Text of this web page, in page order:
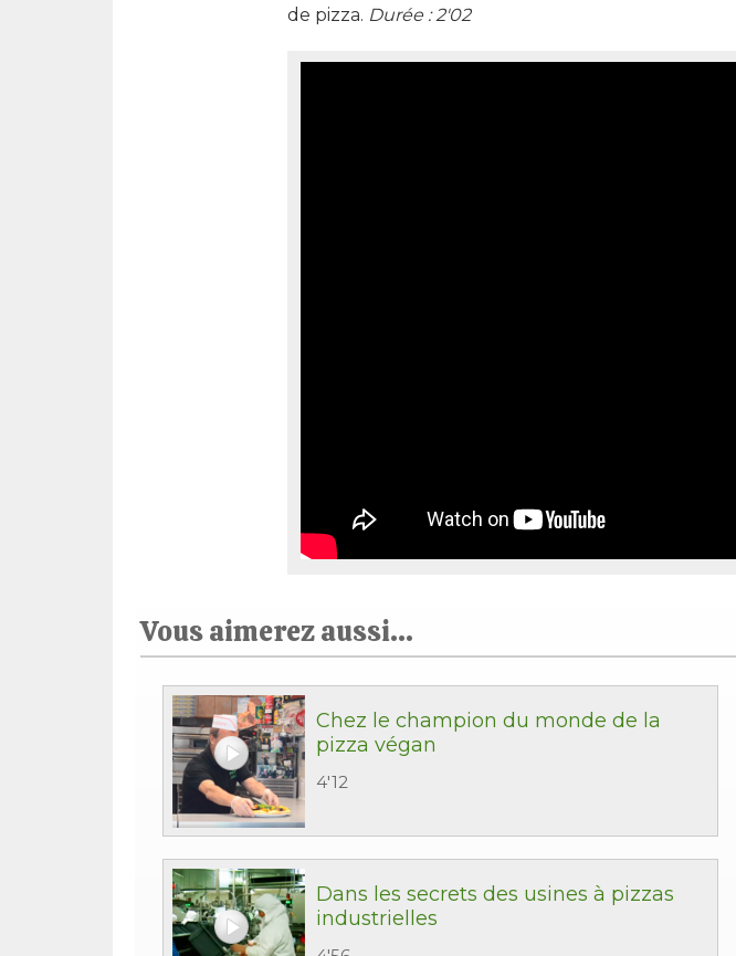
de pizza. Durée : 2'02
Vous aimerez aussi...
Chez le champion du monde de la
pizza végan
4'12
Dans les secrets des usines à pizzas
industrielles